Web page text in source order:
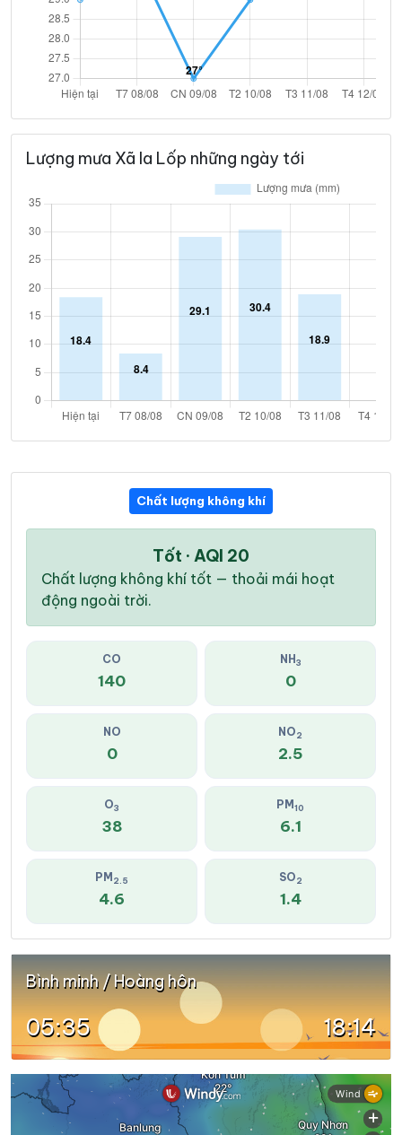
Lượng mưa Xã Ia Lốp những ngày tới
Chất lượng không khí
Tốt · AQI 20
Chất lượng không khí tốt — thoải mái hoạt
động ngoài trời.
CO
140
NH 3
0
NO
0
NO2
2.5
O3
38
PM 10
6.1
PM 2.5
4.6
SO2
1.4
Bình minh / Hoàng hôn
05:35 18:14